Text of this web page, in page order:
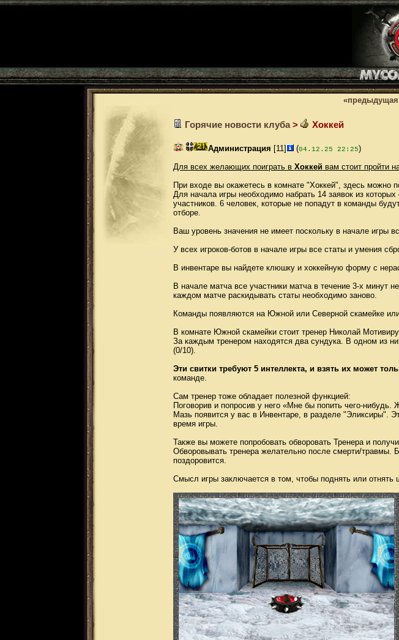
«предыдущая
Горячие новости клуба> Хоккей
Администрация [11] (04.12.25 22:25)
Для всех желающих поиграть вХоккей вам стоит пройти
При входе вы окажетесь в комнате "Хоккей", здесь можно
Для начала игры необходимо набрать 14 заявок из
участников. 6 человек, которые не попадут в команды
отборе.
Ваш уровень значения не имеет поскольку в начале игры
У всех игроков-ботов в начале игры все статы и умения
В инвентаре вы найдете клюшку и хоккейную форму с
В начале матча все участники матча в течение 3-х минут
каждом матче раскидывать статы необходимо заново.
Команды появляются на Южной или Северной скамейке
В комнате Южной скамейки стоит тренер Николай
За каждым тренером находятся два сундука. В одном из
(0/10).
Эти свитки требуют 5 интеллекта, и взять их может
команде.
Сам тренер тоже обладает полезной функцией:
Поговорив и попросив у него «Мне бы попить чего-
Мазь появится у вас в Инвентаре, в разделе "Эликсиры".
время игры.
Также вы можете попробовать обворовать Тренера и
Обворовывать тренера желательно после смерти/травмы.
поздоровится.
Смысл игры заключается в том, чтобы поднять или отнять